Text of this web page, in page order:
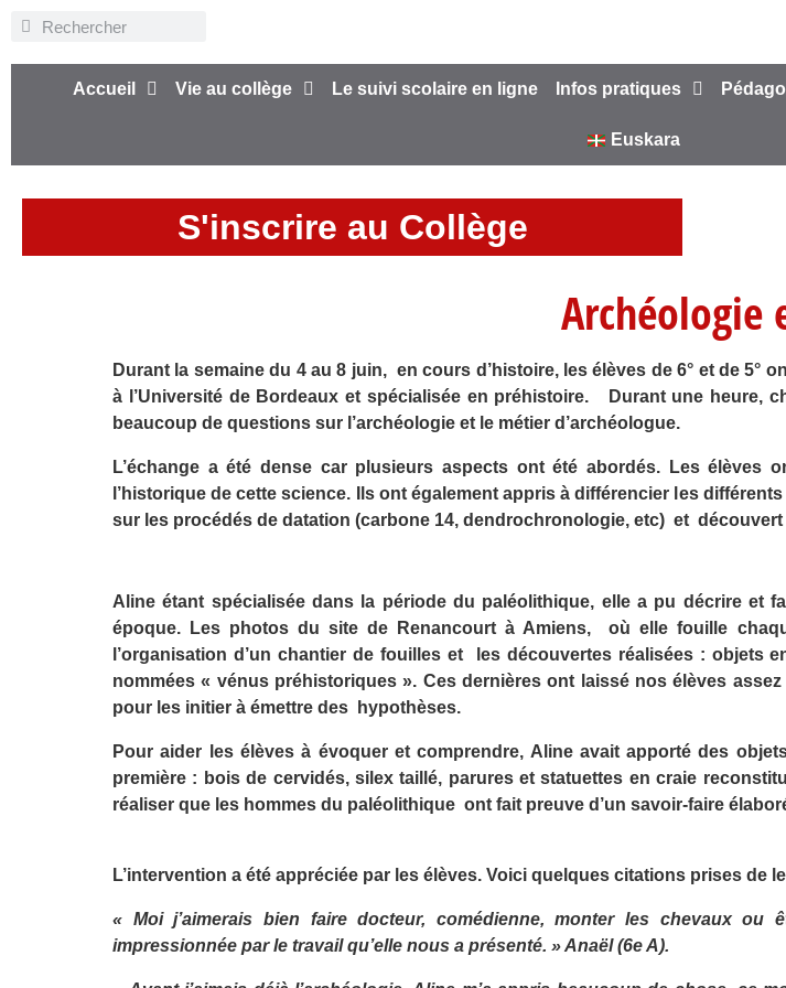
Accueil Vie au collège Le suivi scolaire en ligne Infos pratiques
Euskara
S'inscrire au Collège
Archéologie
Durant la semaine du 4 au 8 juin, en cours d’histoire, les élèves de 6° et de 5°
à l’Université de Bordeaux et spécialisée en préhistoire. Durant une heure,
beaucoup de questions sur l’archéologie et le métier d’archéologue.
L’échange a été dense car plusieurs aspects ont été abordés. Les
l’historique de cette science. Ils ont également appris à différencier les
sur les procédés de datation (carbone 14, dendrochronologie, etc) et
Aline étant spécialisée dans la période du paléolithique, elle a pu décrire et
époque. Les photos du site de Renancourt à Amiens, où elle fouille
l’organisation d’un chantier de fouilles et les découvertes réalisées : objets
nommées « vénus préhistoriques ». Ces dernières ont laissé nos élèves
pour les initier à émettre des hypothèses.
Pour aider les élèves à évoquer et comprendre, Aline avait apporté des
première : bois de cervidés, silex taillé, parures et statuettes en craie
réaliser que les hommes du paléolithique ont fait preuve d’un savoir-faire
L’intervention a été appréciée par les élèves. Voici quelques citations prises de
« Moi j’aimerais bien faire docteur, comédienne, monter les chevaux ou
impressionnée par le travail qu’elle nous a présenté. » Anaël (6e A).